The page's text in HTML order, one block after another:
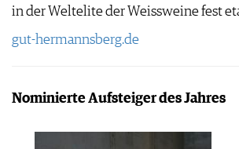
in der Weltelite der Weissweine fest
gut-hermannsberg.de
Nominierte Aufsteiger des Jahres